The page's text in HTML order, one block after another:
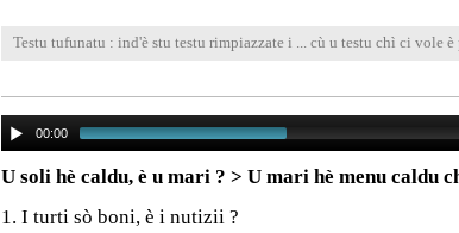
Testu tufunatu : ind'è stu testu rimpiazzate i ... cù u testu chì ci vole
00:00
U soli hè caldu, è u mari ? > U mari hè menu caldu
1. I turti sò boni, è i nutizii ?